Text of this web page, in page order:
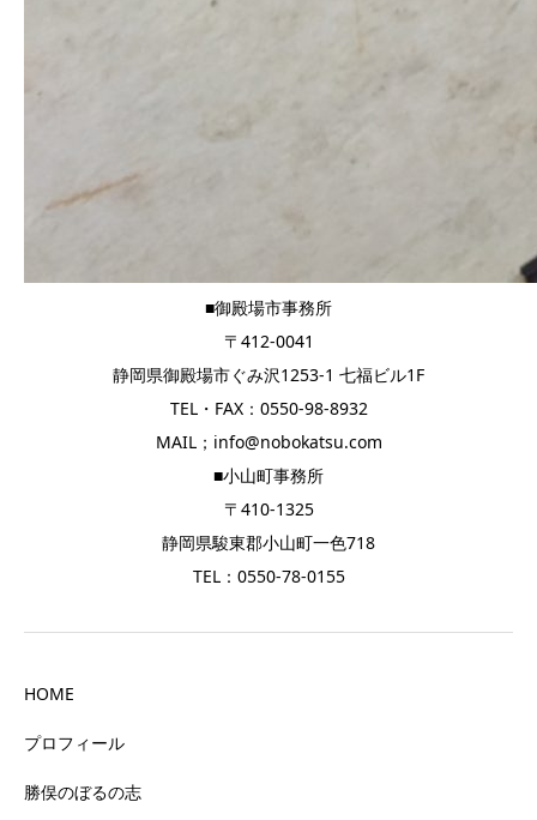
■御殿場市事務所
〒412-0041
静岡県御殿場市ぐみ沢1253-1 七福ビル1F
TEL・FAX：0550-98-8932
MAIL；info@nobokatsu.com
■小山町事務所
〒410-1325
静岡県駿東郡小山町一色718
TEL：0550-78-0155
HOME
プロフィール
勝俣のぼるの志